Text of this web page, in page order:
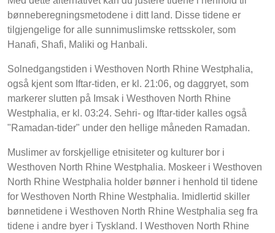
bønneberegningsmetodene i ditt land. Disse tidene er
tilgjengelige for alle sunnimuslimske rettsskoler, som
Hanafi, Shafi, Maliki og Hanbali.
Solnedgangstiden i Westhoven North Rhine Westphalia,
også kjent som Iftar-tiden, er kl. 21:06, og daggryet, som
markerer slutten på Imsak i Westhoven North Rhine
Westphalia, er kl. 03:24. Sehri- og Iftar-tider kalles også
"Ramadan-tider" under den hellige måneden Ramadan.
Muslimer av forskjellige etnisiteter og kulturer bor i
Westhoven North Rhine Westphalia. Moskeer i Westhoven
North Rhine Westphalia holder bønner i henhold til tidene
for Westhoven North Rhine Westphalia. Imidlertid skiller
bønnetidene i Westhoven North Rhine Westphalia seg fra
tidene i andre byer i Tyskland. I Westhoven North Rhine